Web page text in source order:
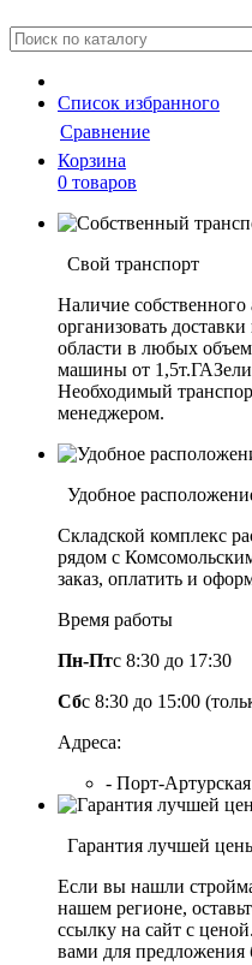
Cписок избранного
Сравнение
Корзина
0 товаров
Свой транспорт
Наличие собственного
организовать
области в любых
машины от
Необходимый
менеджером.
Удобное
Складской комплекс
рядом с
заказ, оплатить и
Время работы
Пн-Птс 8:30 до 17:30
Сбс 8:30 до 15:00
Адреса:
- Порт-
Гарантия лучшей
Если вы нашли
нашем регионе,
ссылку на сайт с
вами для предложения